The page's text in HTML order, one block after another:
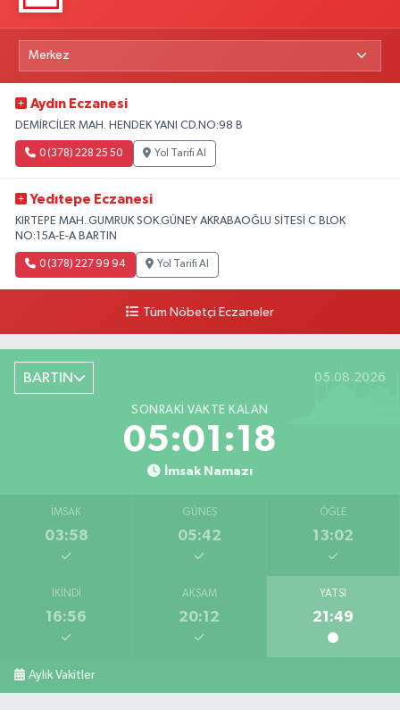
Aydın Eczanesi
DEMİRCİLER MAH. HENDEK YANI CD.NO:98 B
0 (378) 228 25 50 Yol Tarifi Al
Yedıtepe Eczanesi
KIRTEPE MAH..GUMRUK SOK.GÜNEY AKRABAOĞLU SİTESİ C BLOK
NO:15A-E-A BARTIN
0 (378) 227 99 94 Yol Tarifi Al
Tüm Nöbetçi Eczaneler
BARTIN 05.08.2026
SONRAKI VAKTE KALAN
05:01:17
İmsak Namazı
İMSAK
03:58
GÜNEŞ
05:42
ÖĞLE
13:02
İKINDI
16:56
AKŞAM
20:12
YATSI
21:49
Aylık Vakitler